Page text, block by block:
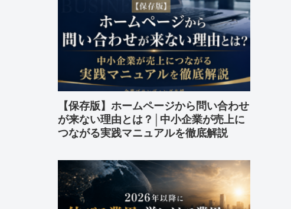
【保存版】ホームページから問い合わせ
が来ない理由とは？│中小企業が売上に
つながる実践マニュアルを徹底解説